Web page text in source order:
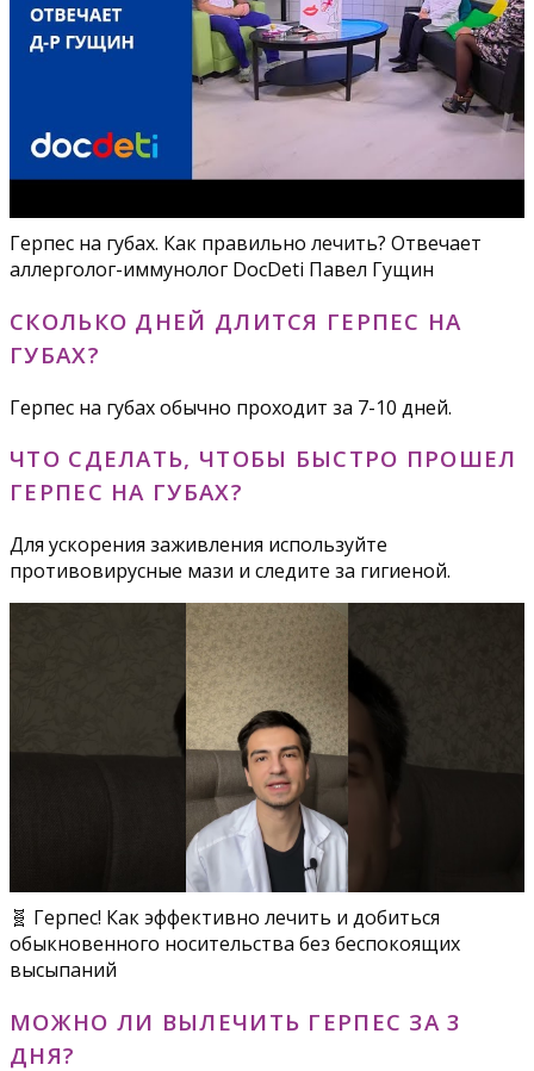
Герпес на губах. Как правильно лечить? Отвечает
аллерголог-иммунолог DocDeti Павел Гущин
СКОЛЬКО ДНЕЙ ДЛИТСЯ ГЕРПЕС НА
ГУБАХ?
Герпес на губах обычно проходит за 7-10 дней.
ЧТО СДЕЛАТЬ, ЧТОБЫ БЫСТРО ПРОШЕЛ
ГЕРПЕС НА ГУБАХ?
Для ускорения заживления используйте
противовирусные мази и следите за гигиеной.
🧬 Герпес! Как эффективно лечить и добиться
обыкновенного носительства без беспокоящих
высыпаний
МОЖНО ЛИ ВЫЛЕЧИТЬ ГЕРПЕС ЗА 3
ДНЯ?